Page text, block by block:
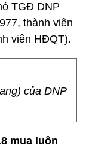
TGĐ DNP
thành viên
viên HĐQT).
của DNP
mua luôn